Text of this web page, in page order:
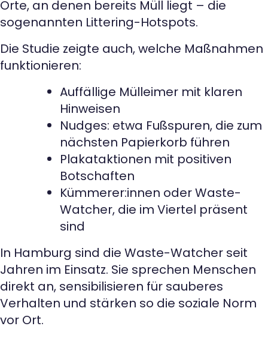
Orte, an denen bereits Müll liegt – die
sogenannten Littering-Hotspots.
Die Studie zeigte auch, welche Maßnahmen
funktionieren:
Auffällige Mülleimer mit klaren
Hinweisen
Nudges: etwa Fußspuren, die zum
nächsten Papierkorb führen
Plakataktionen mit positiven
Botschaften
Kümmerer:innen oder Waste-
Watcher, die im Viertel präsent
sind
In Hamburg sind die Waste-Watcher seit
Jahren im Einsatz. Sie sprechen Menschen
direkt an, sensibilisieren für sauberes
Verhalten und stärken so die soziale Norm
vor Ort.